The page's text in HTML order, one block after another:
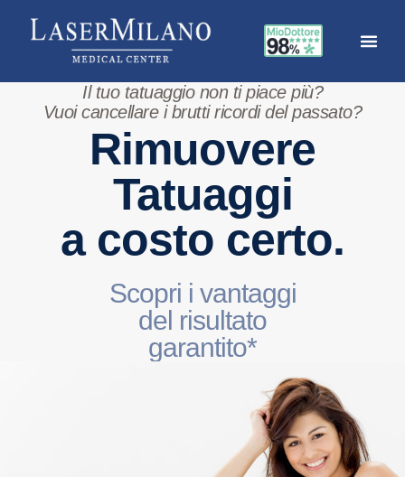
Il tuo tatuaggio non ti piace più?
Vuoi cancellare i brutti ricordi del passato?
Rimuovere
Tatuaggi
a costo certo.
Scopri i vantaggi
del risultato
garantito*